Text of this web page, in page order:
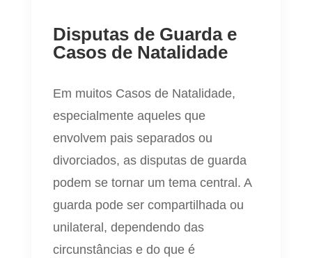
Disputas de Guarda e
Casos de Natalidade
Em muitos Casos de Natalidade,
especialmente aqueles que
envolvem pais separados ou
divorciados, as disputas de guarda
podem se tornar um tema central. A
guarda pode ser compartilhada ou
unilateral, dependendo das
circunstâncias e do que é